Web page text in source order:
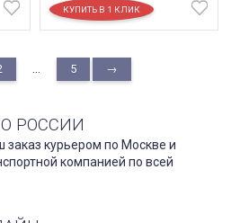
5 →
РОССИИ
курьером по Москве и
компанией по всей